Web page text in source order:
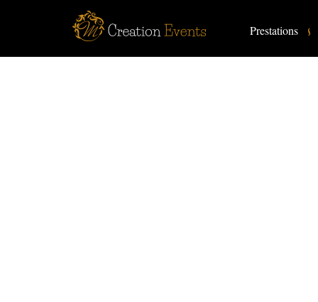
Prestations